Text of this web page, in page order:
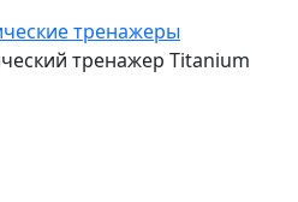
тренажеры
тренажер Titanium